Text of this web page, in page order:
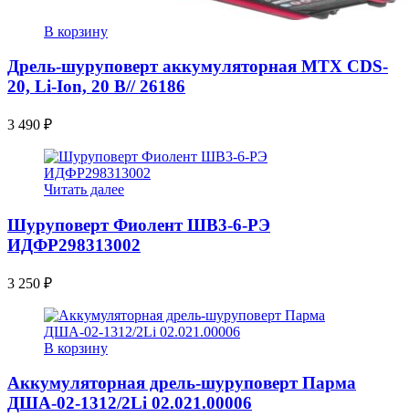
В корзину
Дрель-шуруповерт аккумуляторная MTX CDS-
20, Li-Ion, 20 В// 26186
3 490 ₽
Читать далее
Шуруповерт Фиолент ШВ3-6-РЭ
ИДФР298313002
3 250 ₽
В корзину
Аккумуляторная дрель-шуруповерт Парма
ДША-02-1312/2Li 02.021.00006